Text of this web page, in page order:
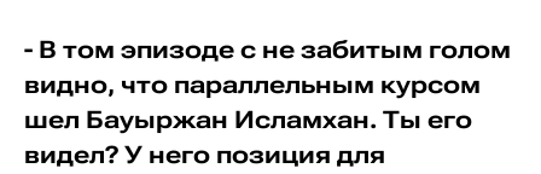
- В том эпизоде с не забитым голом
видно, что параллельным курсом
шел Бауыржан Исламхан. Ты его
видел? У него позиция для